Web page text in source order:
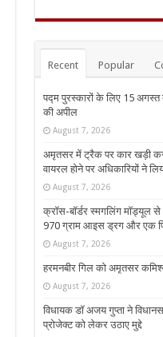
Recent Popular
पद्म पुरस्कारों के लिए 15
की अपील
August 7, 2026
अमृतसर में ट्रैक पर कार खड़ी
वायरल होने पर अधिकारियों ने
August 7, 2026
क्रॉस-बॉर्डर स्मगलिंग मॉड्यूल
970 ग्राम आइस ड्रग और एक
August 7, 2026
हरमनबीर गिल को अमृतसर
August 7, 2026
विधायक डॉ अजय गुप्ता ने
प्रोजेक्ट को लेकर उठाए मुद्दे